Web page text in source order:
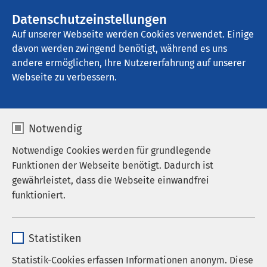
Datenschutzeinstellungen
Auf unserer Webseite werden Cookies verwendet. Einige
davon werden zwingend benötigt, während es uns
andere ermöglichen, Ihre Nutzererfahrung auf unserer
Webseite zu verbessern.
Notwendig
Notwendige Cookies werden für grundlegende
Funktionen der Webseite benötigt. Dadurch ist
gewährleistet, dass die Webseite einwandfrei
funktioniert.
Anbieter sgalinski
Statistiken
Statistik-Cookies erfassen Informationen anonym. Diese
AMEOS Klinikum Seepark Geestland
Medizinproduktesicherh
eit
Der Beauftragte für Medizinproduktesicherheit
nimmt folgende Aufgaben wahr:
Vertreiber im Zusammenhang mit Meldungen